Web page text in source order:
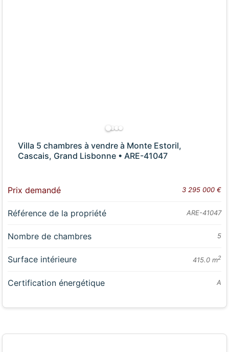
Villa 5 chambres à vendre à Monte Estoril,
Cascais, Grand Lisbonne • ARE-41047
Prix demandé 3 295 000 €
Référence de la propriété ARE-41047
Nombre de chambres 5
Surface intérieure 415.0 m2
Certification énergétique A